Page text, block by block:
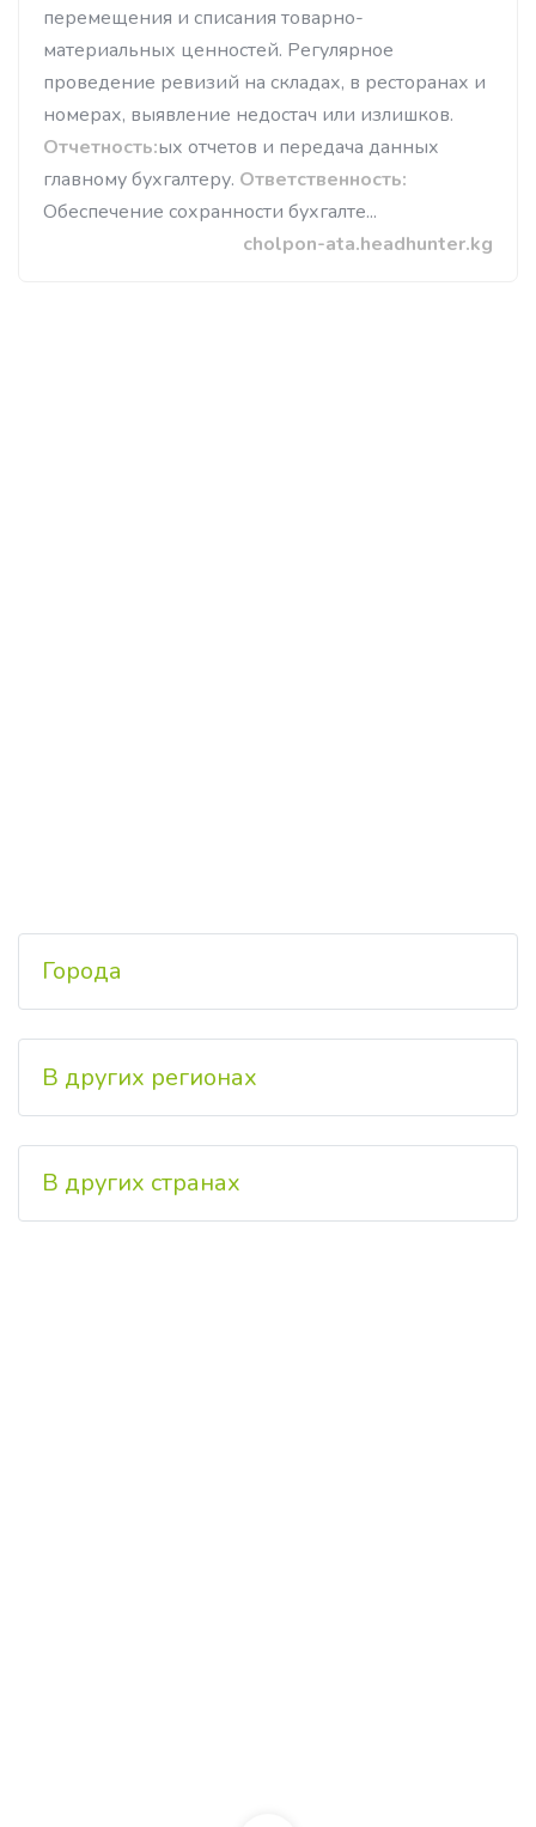
перемещения и списания товарно-
материальных ценностей. Регулярное
проведение ревизий на складах, в ресторанах и
номерах, выявление недостач или излишков.
Отчетность:ых отчетов и передача данных
главному бухгалтеру. Ответственность:
Обеспечение сохранности бухгалте...
cholpon-ata.headhunter.kg
Города
В других регионах
В других странах